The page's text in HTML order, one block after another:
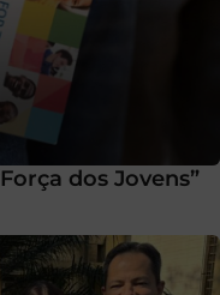
dos Jovens”